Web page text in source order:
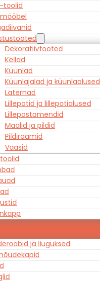
toolid
Dekoratiivtooted
Kellad
Küünlad
Küünlajalad ja küünlaalused
Laternad
Lillepotid ja lillepotialused
Lillepostamendid
Maalid ja pildid
Pildiraamid
Vaasid
ja liuguksed